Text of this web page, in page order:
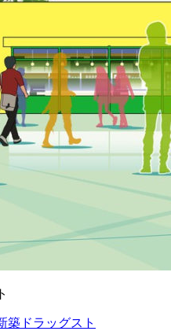
築ドラッグスト